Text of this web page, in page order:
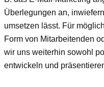
Überlegungen an,
umsetzen lässt. Für
Form von Mitarbeitenden
wir uns weiterhin sowohl
entwickeln und